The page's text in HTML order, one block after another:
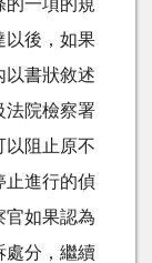
的一項的規
以後，如果
以書狀敘述
法院檢察署
以阻止原不
止進行的偵
官如果認為
處分，繼續